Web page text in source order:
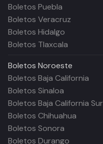
Boletos Puebla
Boletos Veracruz
Boletos Hidalgo
Boletos Tlaxcala
Boletos Noroeste
Boletos Baja California
Boletos Sinaloa
Boletos Baja California Sur
Boletos Chihuahua
Boletos Sonora
Boletos Durango